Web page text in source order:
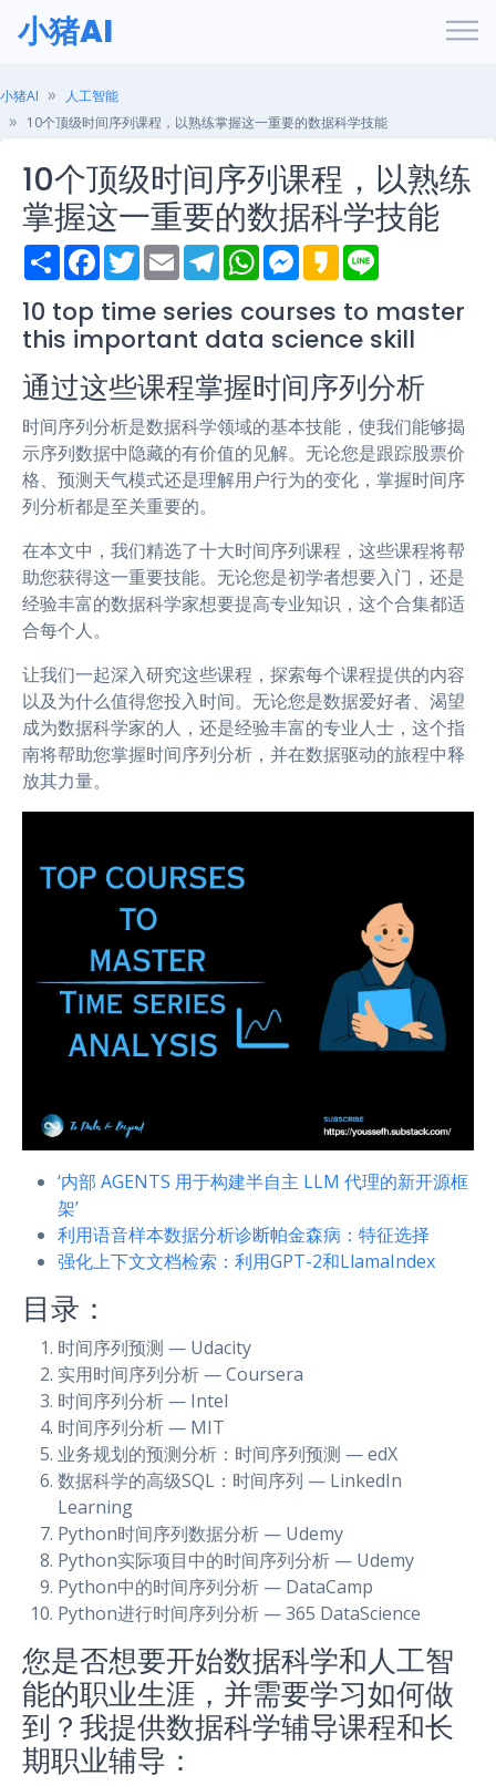
小猪AI
小猪AI
人工智能
10个顶级时间序列课程，以熟练掌握这一重要的数据科学技能
10个顶级时间序列课程，以熟练
掌握这一重要的数据科学技能
S
h
r
e
F
a
e
b
o
o
k
T
w
t
t
e
E
m
i
l
T
e
e
g
r
m
W
h
t
s
A
p
M
e
s
e
n
e
r
K
a
a
o
e
10 top time series courses to master
this important data science skill
通过这些课程掌握时间序列分析
时间序列分析是数据科学领域的基本技能，使我们能够揭
示序列数据中隐藏的有价值的见解。无论您是跟踪股票价
格、预测天气模式还是理解用户行为的变化，掌握时间序
列分析都是至关重要的。
在本文中，我们精选了十大时间序列课程，这些课程将帮
助您获得这一重要技能。无论您是初学者想要入门，还是
经验丰富的数据科学家想要提高专业知识，这个合集都适
合每个人。
让我们一起深入研究这些课程，探索每个课程提供的内容
以及为什么值得您投入时间。无论您是数据爱好者、渴望
成为数据科学家的人，还是经验丰富的专业人士，这个指
南将帮助您掌握时间序列分析，并在数据驱动的旅程中释
放其力量。
‘内部 AGENTS 用于构建半自主 LLM 代理的新开源框
架’
利用语音样本数据分析诊断帕金森病：特征选择
强化上下文文档检索：利用GPT-2和LlamaIndex
目录：
时间序列预测 — Udacity
实用时间序列分析 — Coursera
时间序列分析 — Intel
时间序列分析 — MIT
业务规划的预测分析：时间序列预测 — edX
数据科学的高级SQL：时间序列 — LinkedIn
Learning
Python时间序列数据分析 — Udemy
Python实际项目中的时间序列分析 — Udemy
Python中的时间序列分析 — DataCamp
Python进行时间序列分析 — 365 DataScience
您是否想要开始数据科学和人工智
能的职业生涯，并需要学习如何做
到？我提供数据科学辅导课程和长
期职业辅导：